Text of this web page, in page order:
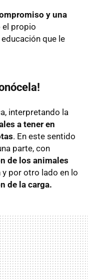
y una
el propio
que le
interpretando la
a tener en
. En este sentido
parte, con
de los animales
por otro lado en lo
de la carga.